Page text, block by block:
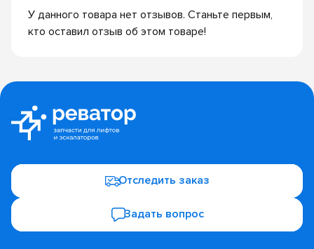
У данного товара нет отзывов. Станьте первым,
кто оставил отзыв об этом товаре!
Отследить заказ
Задать вопрос